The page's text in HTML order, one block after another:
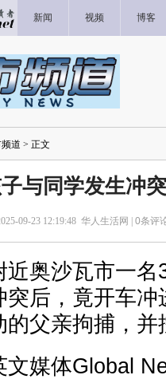
新闻 视频 博客
道 > 正文
与同学发生冲
09-23 12:19:48 华人生活网 | 0条评
近奥沙瓦市一
突后，竟开车
的父亲拘捕，并
文媒体Global